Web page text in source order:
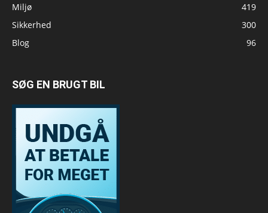
Miljø
419
Sikkerhed
300
Blog
96
SØG EN BRUGT BIL